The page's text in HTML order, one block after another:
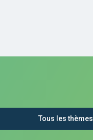
Tous les thèmes